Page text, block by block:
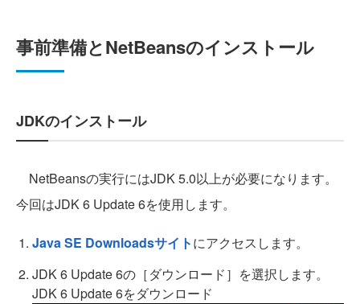
事前準備とNetBeansのインストール
JDKのインストール
NetBeansの実行にはJDK 5.0以上が必要になります。
今回はJDK 6 Update 6を使用します。
Java SE Downloadsサイトにアクセスします。
JDK 6 Update 6の［ダウンロード］を選択します。
JDK 6 Update 6をダウンロード